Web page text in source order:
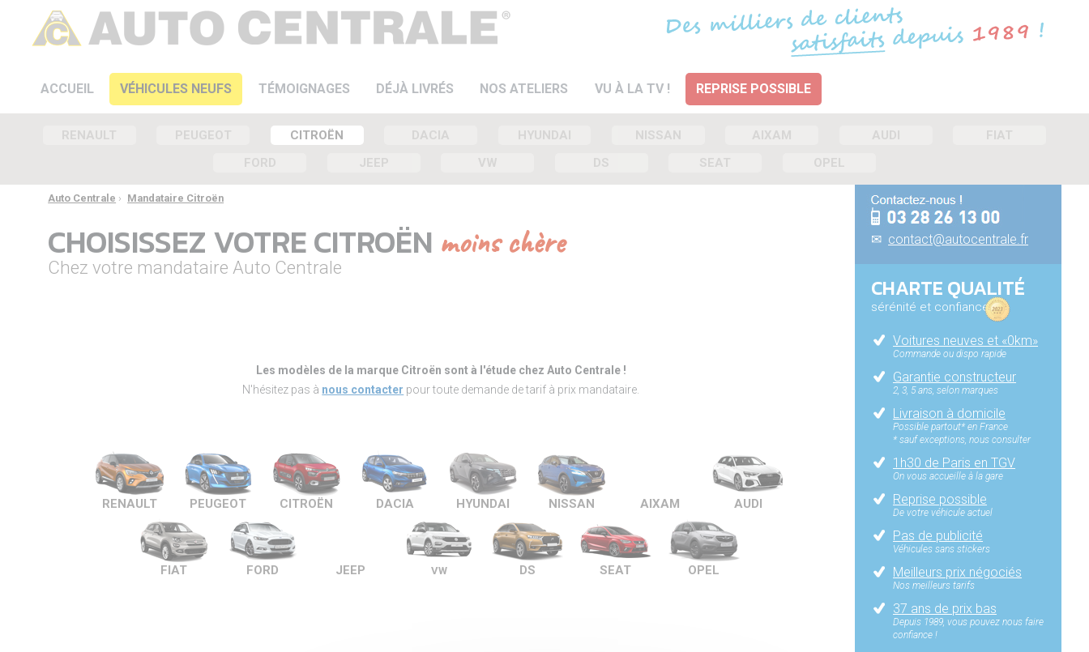
ACCUEIL VÉHICULES NEUFS TÉMOIGNAGES DÉJÀ LIVRÉS NOS ATELIERS VU À LA TV ! REPRISE POSSIBLE
RENAULT PEUGEOT CITROËN DACIA HYUNDAI NISSAN AIXAM AUDI
FIAT
FORD
JEEP VW DS SEAT OPEL
Auto Centrale › Mandataire Citroën
CHOISISSEZ VOTRE CITROËN moins chère
Chez votre mandataire Auto Centrale
Les modèles de la marque Citroën sont à l'étude chez Auto Centrale !
N'hésitez pas à nous contacter pour toute demande de tarif à prix mandataire.
RENAULT PEUGEOT CITROËN DACIA HYUNDAI NISSAN AIXAM AUDI
FIAT FORD JEEP VW DS SEAT OPEL
✉ contact@autocentrale.fr
CHARTE QUALITÉ
sérénité et confiance
Voitures neuves et «0km»
Commande ou dispo rapide
Garantie constructeur
2, 3, 5 ans, selon marques
Livraison à domicile
Possible partout* en France
* sauf exceptions, nous consulter
1h30 de Paris en TGV
On vous accueille à la gare
Reprise possible
De votre véhicule actuel
Pas de publicité
Véhicules sans stickers
Meilleurs prix négociés
Nos meilleurs tarifs
37 ans de prix bas
Depuis 1989, vous pouvez nous faire
confiance !